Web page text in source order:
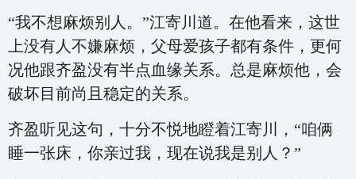
“我不想麻烦别人。”江寄川道。在他看来，这世
上没有人不嫌麻烦，父母爱孩子都有条件，更何
况他跟齐盈没有半点血缘关系。总是麻烦他，会
破坏目前尚且稳定的关系。
齐盈听见这句，十分不悦地瞪着江寄川，“咱俩
睡一张床，你亲过我，现在说我是别人？”